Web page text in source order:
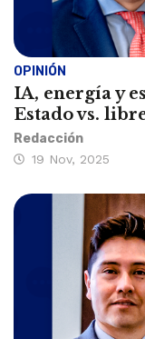
OPINIÓN
IA, energía y
Estado vs.
Redacción
19 Nov, 2025